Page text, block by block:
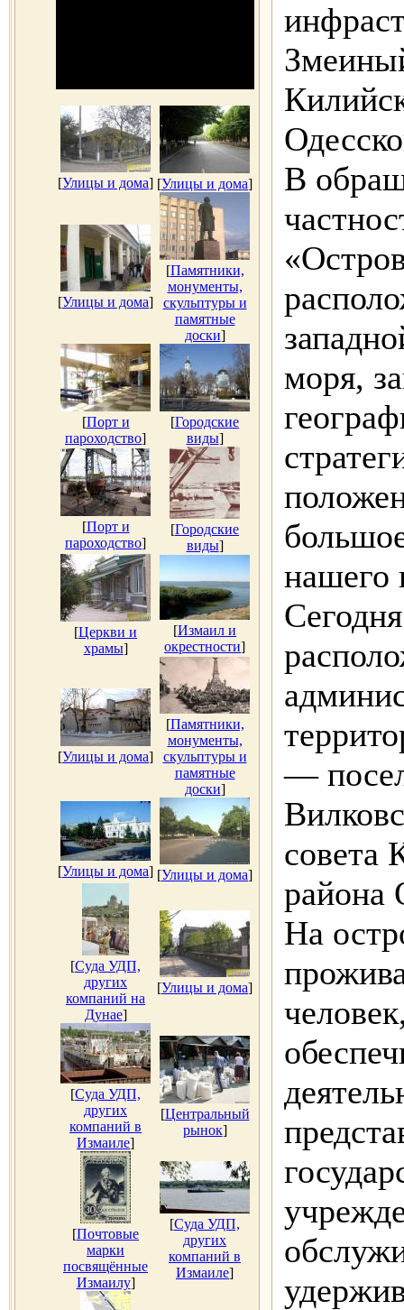
[Улицы и дома] [Улицы и дома]
[Улицы и дома]
[Памятники,
монументы,
скульптуры и
памятные
доски]
[Порт и
пароходство]
[Городские
виды]
[Порт и
пароходство]
[Городские
виды]
[Церкви и
храмы]
[Измаил и
окрестности]
[Улицы и дома]
[Памятники,
монументы,
скульптуры и
памятные
доски]
[Улицы и дома] [Улицы и дома]
[Суда УДП,
других
компаний на
Дунае]
[Улицы и дома]
[Суда УДП,
других
компаний в
Измаиле]
[Центральный
рынок]
[Почтовые
марки
посвящённые
Измаилу]
[Суда УДП,
других
компаний в
Измаиле]
В
моря,
нашего
—
совета
района
На